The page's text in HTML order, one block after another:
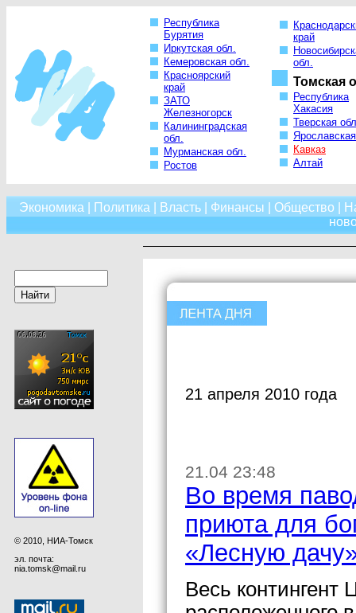
Республика
Бурятия
Иркутская обл.
Кемеровская обл.
Красноярский
край
ЗАТО
Железногорск
Калининградская
обл.
Мурманская обл.
Ростов
край
обл.
Томская
Республика
Хакасия
Тверская
Кавказ
Алтай
Экономика Политика Власть| Финансы Общество
© 2010, НИА-Томск
эл. почта:
nia.tomsk@mail.ru
21 апреля 2010 года
21.04 23:48
Во время
приюта для
«Лесную
Весь контингент